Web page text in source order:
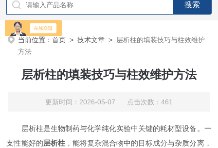
当前位置：首页 >技术文章 > 层析柱的填装技巧与柱效维护
方法
层析柱的填装技巧与柱效维护方法
更新时间：2026-05-07 点击次数：461
层析柱是生物制药与化学纯化实验中关键的耗材型设备。一
支性能好的层析柱，能将复杂混合物中的目标成分与杂质分离，